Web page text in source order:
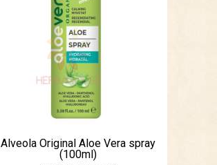
Alveola Original Aloe Vera spray
(100ml)